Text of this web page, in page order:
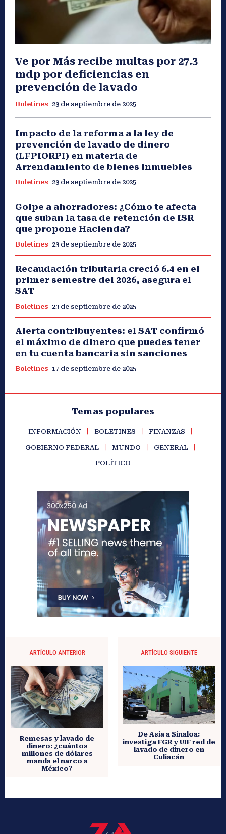
Ve por Más recibe multas por 27.3
mdp por deficiencias en
prevención de lavado
Boletines 23 de septiembre de 2025
Impacto de la reforma a la ley de
prevención de lavado de dinero
(LFPIORPI) en materia de
Arrendamiento de bienes inmuebles
Boletines 23 de septiembre de 2025
Golpe a ahorradores: ¿Cómo te afecta
que suban la tasa de retención de ISR
que propone Hacienda?
Boletines 23 de septiembre de 2025
Recaudación tributaria creció 6.4 en el
primer semestre del 2026, asegura el
SAT
Boletines 23 de septiembre de 2025
Alerta contribuyentes: el SAT confirmó
el máximo de dinero que puedes tener
en tu cuenta bancaria sin sanciones
Boletines 17 de septiembre de 2025
Temas populares
INFORMACIÓN BOLETINES FINANZAS
GOBIERNO FEDERAL MUNDO GENERAL
POLÍTICO
ARTÍCULO ANTERIOR
Remesas y lavado de
dinero: ¿cuántos
millones de dólares
manda el narco a
México?
ARTÍCULO SIGUIENTE
De Asia a Sinaloa:
investiga FGR y UIF red de
lavado de dinero en
Culiacán